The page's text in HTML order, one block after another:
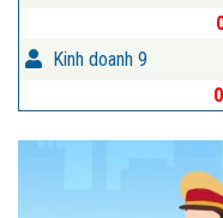
Kinh doanh 9